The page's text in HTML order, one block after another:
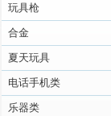
玩具枪
合金
夏天玩具
电话手机类
乐器类